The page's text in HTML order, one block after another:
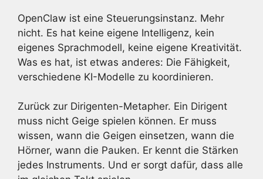
OpenClaw ist eine Steuerungsinstanz. Mehr
nicht. Es hat keine eigene Intelligenz, kein
eigenes Sprachmodell, keine eigene Kreativität.
Was es hat, ist etwas anderes: Die Fähigkeit,
verschiedene KI-Modelle zu koordinieren.
Zurück zur Dirigenten-Metapher. Ein Dirigent
muss nicht Geige spielen können. Er muss
wissen, wann die Geigen einsetzen, wann die
Hörner, wann die Pauken. Er kennt die Stärken
jedes Instruments. Und er sorgt dafür, dass alle